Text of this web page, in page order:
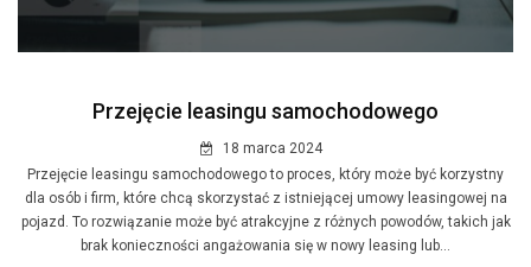
Przejęcie leasingu samochodowego
18 marca 2024
Przejęcie leasingu samochodowego to proces, który może być korzystny
dla osób i firm, które chcą skorzystać z istniejącej umowy leasingowej na
pojazd. To rozwiązanie może być atrakcyjne z różnych powodów, takich jak
brak konieczności angażowania się w nowy leasing lub...